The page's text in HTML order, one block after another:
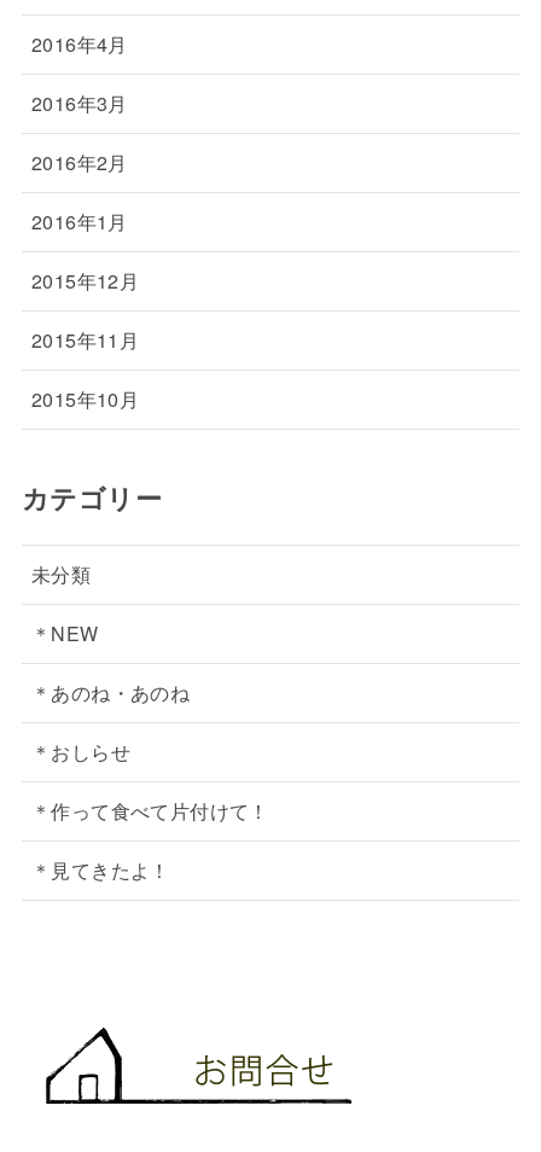
2016年4月
2016年3月
2016年2月
2016年1月
2015年12月
2015年11月
2015年10月
カテゴリー
未分類
＊NEW
＊あのね・あのね
＊おしらせ
＊作って食べて片付けて！
＊見てきたよ！